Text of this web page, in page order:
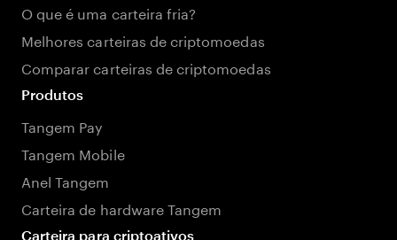
O que é uma carteira fria?
Melhores carteiras de criptomoedas
Comparar carteiras de criptomoedas
Produtos
Tangem Pay
Tangem Mobile
Anel Tangem
Carteira de hardware Tangem
Carteira para criptoativos